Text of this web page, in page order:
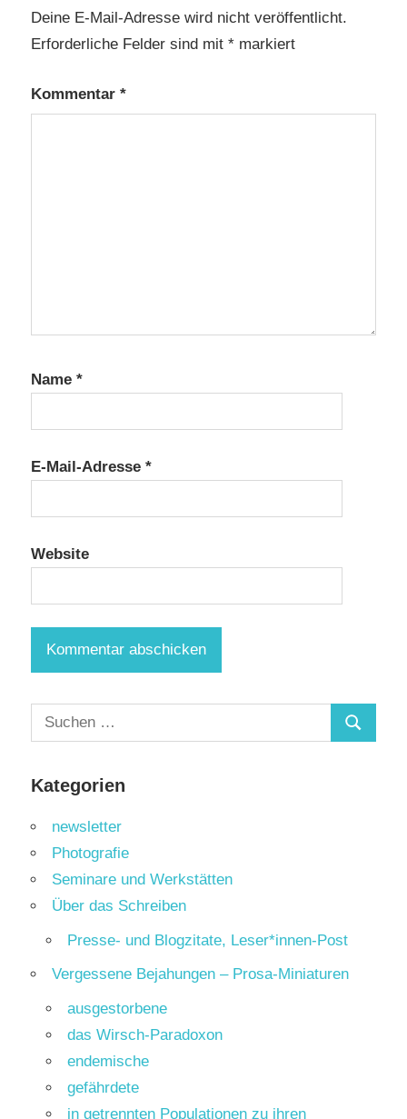
Deine E-Mail-Adresse wird nicht veröffentlicht.
Erforderliche Felder sind mit * markiert
Kommentar *
Name *
E-Mail-Adresse *
Website
Suchen
nach:
Suchen
Kategorien
newsletter
Photografie
Seminare und Werkstätten
Über das Schreiben
Presse- und Blogzitate, Leser*innen-Post
Vergessene Bejahungen – Prosa-Miniaturen
ausgestorbene
das Wirsch-Paradoxon
endemische
gefährdete
in getrennten Populationen zu ihren